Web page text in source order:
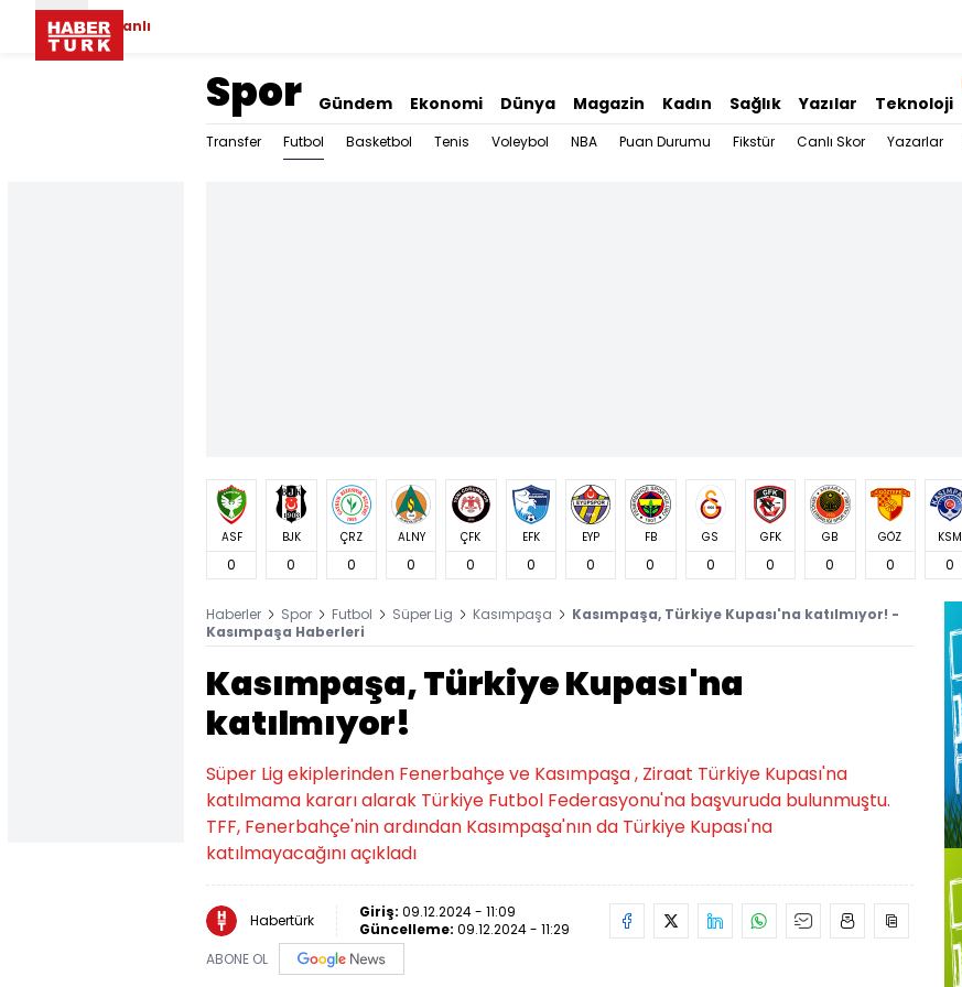
Canlı
Spor Gündem Ekonomi Dünya Magazin Kadın Sağlık Yazılar Teknoloji
Transfer Futbol Basketbol Tenis Voleybol NBA Puan Durumu Fikstür Canlı Skor Yazarlar
ASF
0
BJK
0
ÇRZ
0
ALNY
0
ÇFK
0
EFK
0
EYP
0
FB
0
GS
0
GFK
0
GB
0
GÖZ
0
KSM
0
Haberler Spor Futbol Süper Lig Kasımpaşa
Kasımpaşa, Türkiye Kupası'na katılmıyor! -
Kasımpaşa Haberleri
Kasımpaşa, Türkiye Kupası'na
katılmıyor!
Süper Lig ekiplerinden Fenerbahçe ve Kasımpaşa , Ziraat Türkiye Kupası'na
katılmama kararı alarak Türkiye Futbol Federasyonu'na başvuruda bulunmuştu.
TFF, Fenerbahçe'nin ardından Kasımpaşa'nın da Türkiye Kupası'na
katılmayacağını açıkladı
Habertürk Giriş: 09.12.2024 - 11:09
Güncelleme: 09.12.2024 - 11:29
ABONE OL